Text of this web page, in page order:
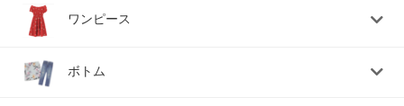
ワンピース
ボトム